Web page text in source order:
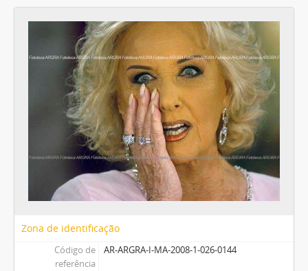
Zona de identificação
Código de
referência
AR-ARGRA-I-MA-2008-1-026-0144